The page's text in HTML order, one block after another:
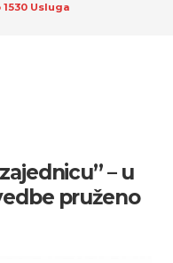
Usluga
– u
pruženo